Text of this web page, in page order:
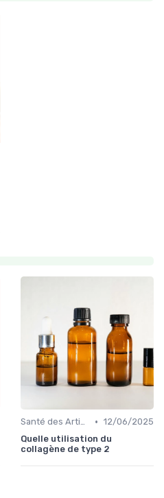
Santé des Articulations • 12/06/2025
Quelle utilisation du
collagène de type 2